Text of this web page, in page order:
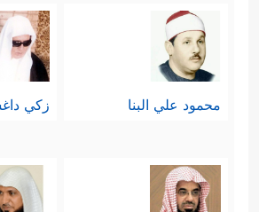
غير زوجٍ، واحتَجَّت بقصة
عيسى
،
واحتجاجُها باطل، أما
على صدق مريم فيما
محمود علي البنا زكي